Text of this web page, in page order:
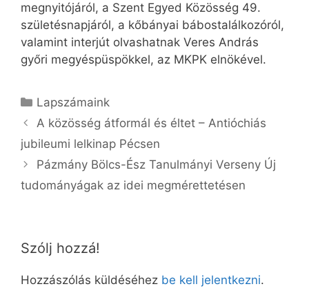
megnyitójáról, a Szent Egyed Közösség 49.
születésnapjáról, a kőbányai bábostalálkozóról,
valamint interjút olvashatnak Veres András
győri megyéspüspökkel, az MKPK elnökével.
Kategória
Lapszámaink
A közösség átformál és éltet – Antióchiás
jubileumi lelkinap Pécsen
Pázmány Bölcs-Ész Tanulmányi Verseny Új
tudományágak az idei megmérettetésen
Szólj hozzá!
Hozzászólás küldéséhez be kell jelentkezni.